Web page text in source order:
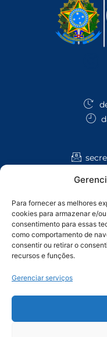
Para fornecer as melhores
cookies para armazenar e/
consentimento para essas
como comportamento de
consentir ou retirar o
recursos e funções.
Gerenciar serviços
CONSELHO REGIONAL DE